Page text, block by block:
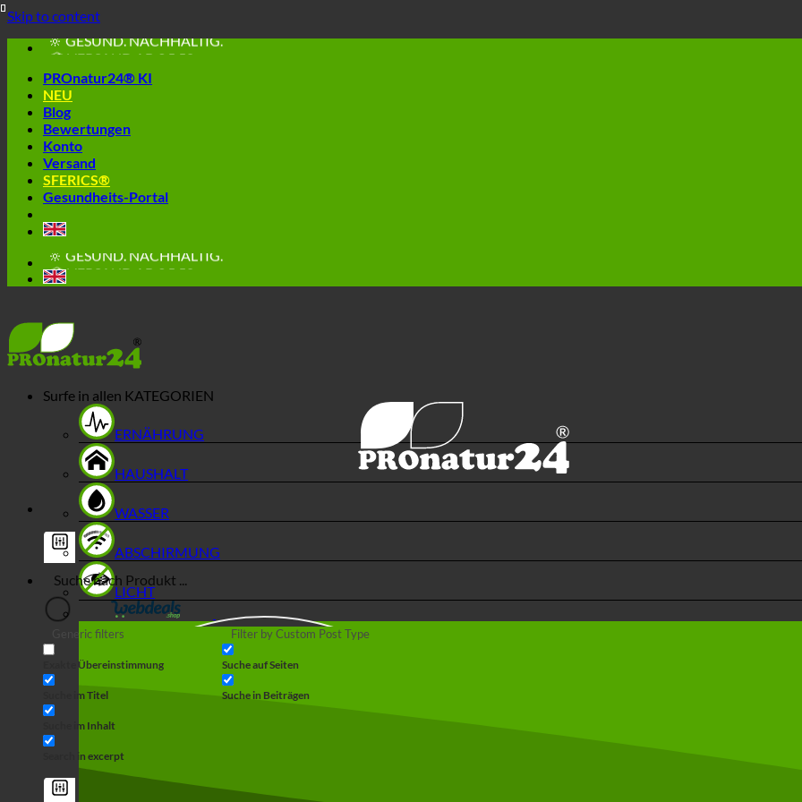
Skip to content🔆 EINFACH. FUNKTIONIERT.
📦 VERSAND AB € 5,50
🔖 KAUF AUF RECHNUNG
PROnatur24® KI
NEU
Blog
Bewertungen
Konto
Versand
SFERICS®
Gesundheits-Portal
🔆 EINFACH. FUNKTIONIERT.
📦 VERSAND AB € 5,50
🔖 KAUF AUF RECHNUNG
Generic filters
Exakte Übereinstimmung
Suche im Titel
Suche im Inhalt
Search in excerpt
Filter by Custom Post Type
Suche auf Seiten
Suche in Beiträgen
Surfe in allen KATEGORIEN
ERNÄHRUNG
HAUSHALT
WASSER
ABSCHIRMUNG
LICHT